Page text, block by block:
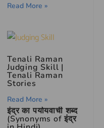
Read More »
Tenali Raman
Judging Skill |
Tenali Raman
Stories
Read More »
इंद्र का पर्यायवाची शब्द
(Synonyms of इंद्र